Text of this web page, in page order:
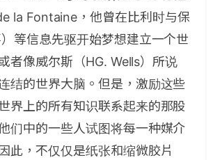
la Fontaine，他曾在比利时与保
等信息先驱开始梦想建立一个世
者像威尔斯（HG. Wells）所说
结的世界大脑。但是，激励这些
界上的所有知识联系起来的那股
们中的一些人试图将每一种媒介
此，不仅仅是纸张和缩微胶片